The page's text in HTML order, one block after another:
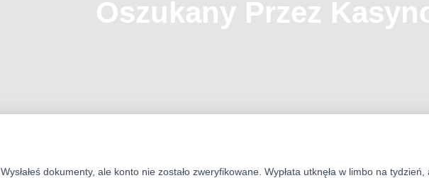
Oszukany Przez
Wysłałeś dokumenty, ale konto nie zostało zweryfikowane. Wypłata utknęła w limbo na tydzień,